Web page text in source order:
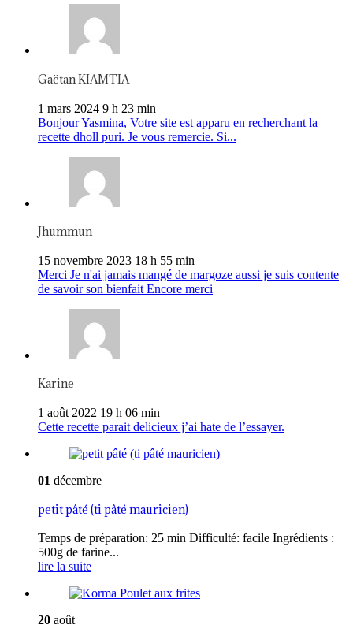
Gaëtan KIAMTIA
1 mars 2024 9 h 23 min
Bonjour Yasmina, Votre site est apparu en recherchant la
recette dholl puri. Je vous remercie. Si...
Jhummun
15 novembre 2023 18 h 55 min
Merci Je n'ai jamais mangé de margoze aussi je suis contente
de savoir son bienfait Encore merci
Karine
1 août 2022 19 h 06 min
Cette recette parait delicieux j’ai hate de l’essayer.
01 décembre
petit pâté (ti pâté mauricien)
Temps de préparation: 25 min Difficulté: facile Ingrédients :
500g de farine...
lire la suite
20 août